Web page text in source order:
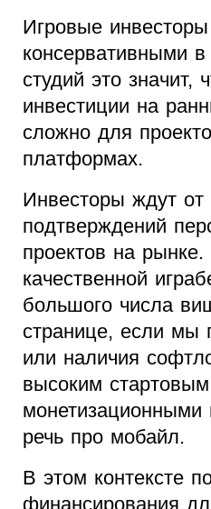
Игровые
консервативными
студий это значит,
инвестиции на
сложно для
платформах.
Инвесторы ждут от
подтверждений
проектов на
качественной
большого числа
странице, если мы
или наличия
высоким
монетизационными
речь про мобайл.
В этом контексте
финансирования